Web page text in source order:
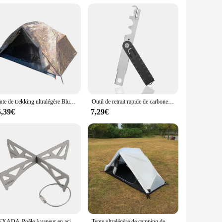
high-quality polyester fabric, this sunshade offers
and lightweight construction make it easy to set up and
for a quick and hassle-free setup. Whether you're
that you have the perfect amount of shade at all times.
outdoor space remains dry, even during unexpected rain
vendor, or individual looking for quality
Tente de trekking ultralégère Blue document, tente de camping étanche à double couche 2 hypothèques, CZX-302 tente MSR Hubba NX venir avec empreinte Outil de retrait rapide de carbone BCG, plates-formes MSR, AR15, 2,2 grattoir, groupe Electrolux, livres de fusil T4,. 223/5,. 56
7,29€